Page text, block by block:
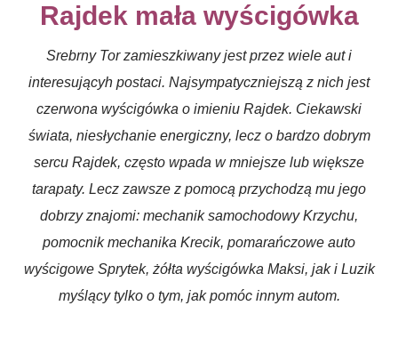
Rajdek mała wyścigówka
Srebrny Tor zamieszkiwany jest przez wiele aut i
interesującyh postaci. Najsympatyczniejszą z nich jest
czerwona wyścigówka o imieniu Rajdek. Ciekawski
świata, niesłychanie energiczny, lecz o bardzo dobrym
sercu Rajdek, często wpada w mniejsze lub większe
tarapaty. Lecz zawsze z pomocą przychodzą mu jego
dobrzy znajomi: mechanik samochodowy Krzychu,
pomocnik mechanika Krecik, pomarańczowe auto
wyścigowe Sprytek, żółta wyścigówka Maksi, jak i Luzik
myślący tylko o tym, jak pomóc innym autom.